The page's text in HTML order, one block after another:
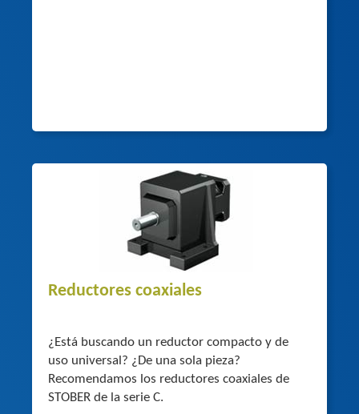
Reductores coaxiales
¿Está buscando un reductor compacto y de
uso universal? ¿De una sola pieza?
Recomendamos los reductores coaxiales de
STOBER de la serie C.